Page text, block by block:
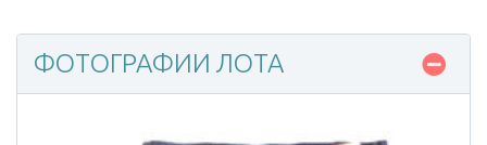
ФОТОГРАФИИ ЛОТА